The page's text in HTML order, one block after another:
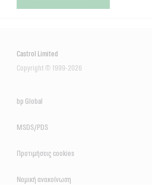
Castrol Limited
Copyright © 1999-2026
bp Global
MSDS/PDS
Προτιμήσεις cookies
Νομική ανακοίνωση